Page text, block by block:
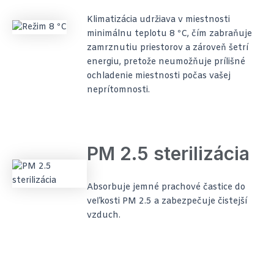
Klimatizácia udržiava v miestnosti
minimálnu teplotu 8 ºC, čím zabraňuje
zamrznutiu priestorov a zároveň šetrí
energiu, pretože neumožňuje prílišné
ochladenie miestnosti počas vašej
neprítomnosti.
PM 2.5 sterilizácia
Absorbuje jemné prachové častice do
veľkosti PM 2.5 a zabezpečuje čistejší
vzduch.